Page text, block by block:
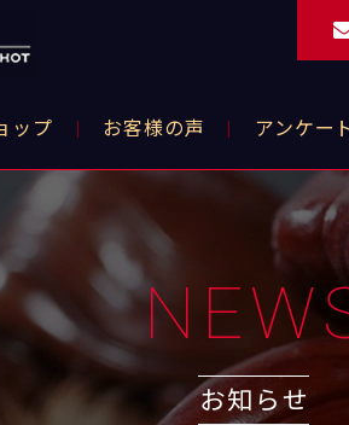
ップ お客様の声 アンケー
お知らせ